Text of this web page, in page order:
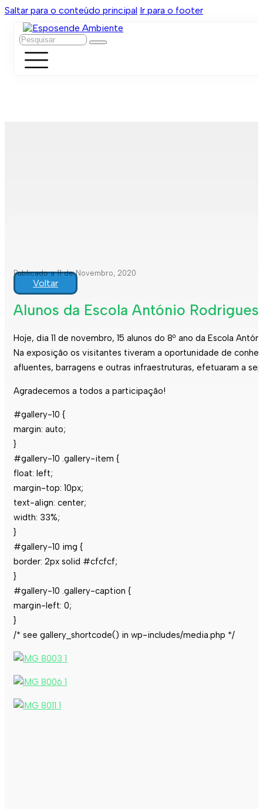
Saltar para o conteúdo principal Ir para o footer
Pesquisar
Publicado a 11 de Novembro, 2020
Voltar
Alunos da Escola António
Hoje, dia 11 de novembro, 15 alunos do 8º ano da Escola
Na exposição os visitantes tiveram a oportunidade de
afluentes, barragens e outras infraestruturas, efetuaram a
Agradecemos a todos a participação!
#gallery-10 {
margin: auto;
}
#gallery-10 .gallery-item {
float: left;
margin-top: 10px;
text-align: center;
width: 33%;
}
#gallery-10 img {
border: 2px solid #cfcfcf;
}
#gallery-10 .gallery-caption {
margin-left: 0;
}
/* see gallery_shortcode() in wp-includes/media.php */